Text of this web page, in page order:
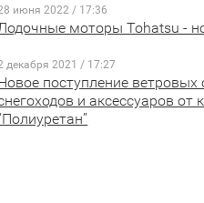
июня 2022 / 17:36
моторы Tohatsu -
декабря 2021 / 17:27
поступление ветровых
и аксессуаров от